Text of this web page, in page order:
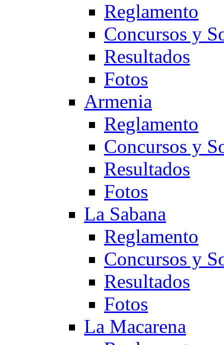
Reglamento
Concursos y
Resultados
Fotos
Armenia
Reglamento
Concursos y
Resultados
Fotos
La Sabana
Reglamento
Concursos y
Resultados
Fotos
La Macarena